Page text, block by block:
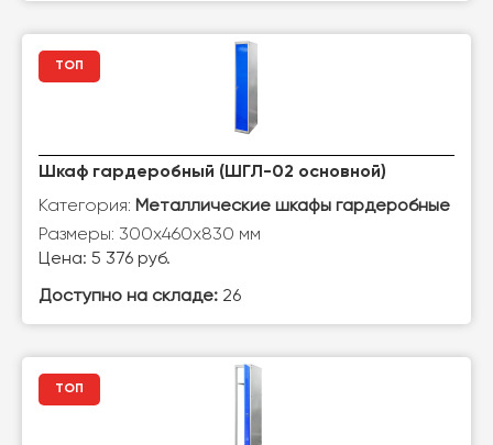
ТОП
Шкаф гардеробный (ШГЛ-02 основной)
Категория: Металлические шкафы гардеробные
Размеры: 300x460x830 мм
Цена: 5 376 руб.
Доступно на складе: 26
ТОП